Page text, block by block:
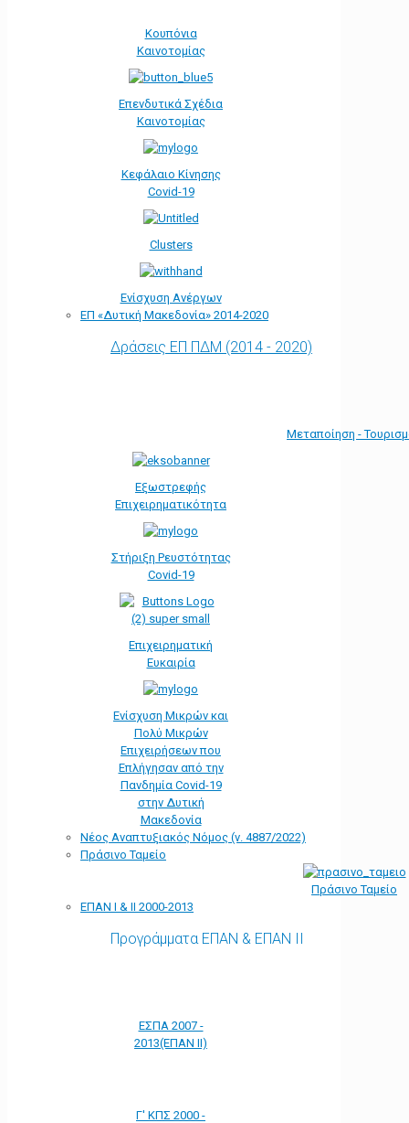
Κουπόνια
Καινοτομίας
Επενδυτικά Σχέδια
Καινοτομίας
Κεφάλαιο Κίνησης
Covid-19
Clusters
Ενίσχυση Ανέργων
ΕΠ «Δυτική Μακεδονία» 2014-2020
Δράσεις ΕΠ ΠΔΜ (2014 - 2020)
Μεταποίηση -
Εξωστρεφής
Επιχειρηματικότητα
Στήριξη Ρευστότητας
Covid-19
Επιχειρηματική
Ευκαιρία
Ενίσχυση Μικρών και
Πολύ Μικρών
Επιχειρήσεων που
Επλήγησαν από την
Πανδημία Covid-19
στην Δυτική
Μακεδονία
Νέος Αναπτυξιακός Νόμος (ν. 4887/2022)
Πράσινο Ταμείο
Πράσινο Ταμείο
ΕΠΑΝ Ι & ΙΙ 2000-2013
Προγράμματα ΕΠΑΝ & ΕΠΑΝ ΙΙ
ΕΣΠΑ 2007 -
2013(ΕΠΑΝ ΙΙ)
Γ' ΚΠΣ 2000 -